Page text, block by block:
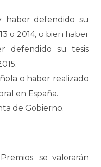
haber defendido su
o 2014, o bien haber
defendido su tesis
o haber realizado
en España.
de Gobierno.
se valorarán